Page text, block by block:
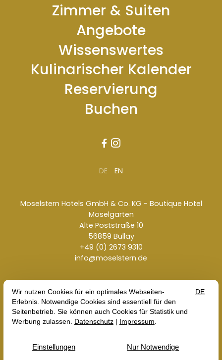
Zimmer & Suiten
Angebote
Wissenswertes
Kulinarischer Kalender
Reservierung
Buchen
 
DE EN
Moselstern Hotels GmbH & Co. KG - Boutique Hotel
Moselgarten
Alte Poststraße 10
56859 Bullay
+49 (0) 2673 9310
info@moselstern.de
ImpressumAGBDatenschutz
Hotel Moselgarten — ein Hotel der
Moselstern Familie